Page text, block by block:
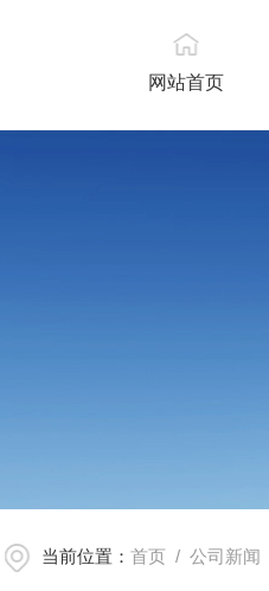
网站首页
当前位置：首页 /公司新闻